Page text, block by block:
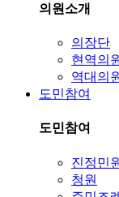
의원소개
의장단
현역의
역대의
도민참여
도민참여
진정민
청원